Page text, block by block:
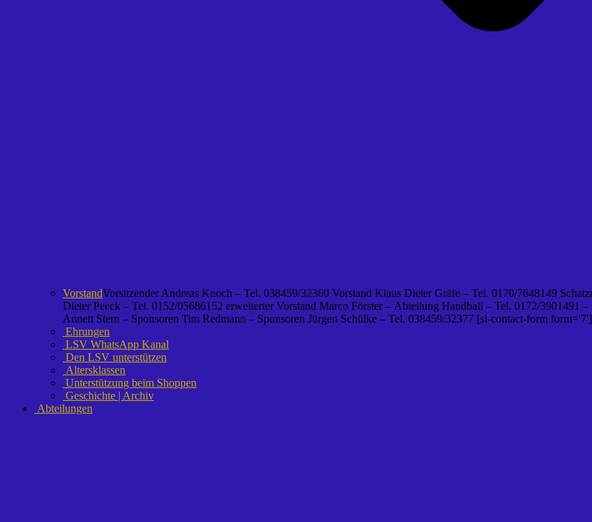
VorstandVorsitzender Andreas Knoch – Tel. 038459/32360 Vorstand Klaus Dieter Gräfe – Tel. 0170/7648149
Dieter Peeck – Tel. 0152/05686152 erweiterter Vorstand Marco Förster – Abteilung Handball – Tel. 0172/3901491
Annett Stern – Sponsoren Tim Redmann – Sponsoren Jürgen Schülke – Tel. 038459/32377 [si-contact-form form='7']
Ehrungen
LSV WhatsApp Kanal
Den LSV unterstützen
Altersklassen
Unterstützung beim Shoppen
Geschichte | Archiv
Abteilungen